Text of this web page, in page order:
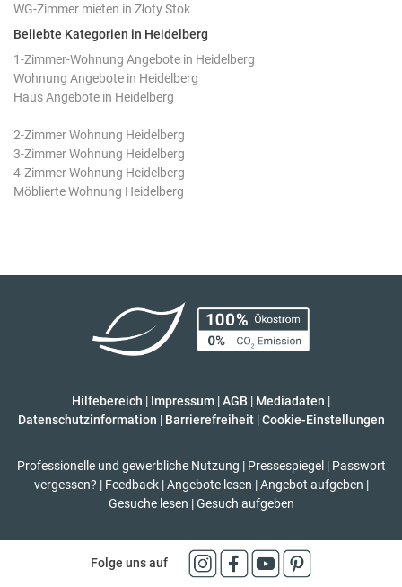
WG-Zimmer mieten in Złoty Stok
Beliebte Kategorien in Heidelberg
1-Zimmer-Wohnung Angebote in Heidelberg
Wohnung Angebote in Heidelberg
Haus Angebote in Heidelberg
2-Zimmer Wohnung Heidelberg
3-Zimmer Wohnung Heidelberg
4-Zimmer Wohnung Heidelberg
Möblierte Wohnung Heidelberg
Hilfebereich | Impressum |AGB | Mediadaten |
Datenschutzinformation | Barrierefreiheit | Cookie-Einstellungen
Professionelle und gewerbliche Nutzung | Pressespiegel | Passwort
vergessen? | Feedback | Angebote lesen | Angebot aufgeben |
Gesuche lesen | Gesuch aufgeben
Folge uns auf